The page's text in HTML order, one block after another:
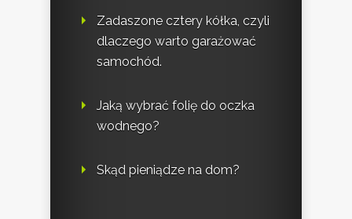
Zadaszone cztery kółka, czyli
dlaczego warto garażować
samochód.
Jaką wybrać folię do oczka
wodnego?
Skąd pieniądze na dom?